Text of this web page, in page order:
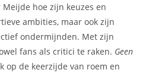
hoe zijn keuzes en
ambities, maar ook zijn
ondermijnden. Met zijn
fans als critici te raken. Geen
op de keerzijde van roem en